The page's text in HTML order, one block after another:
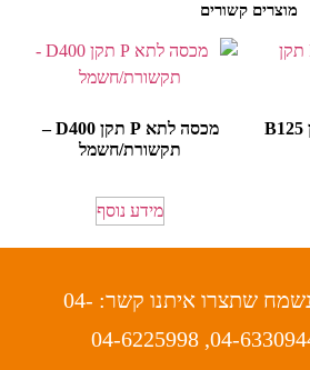
מוצרים קשורים
מכסה לתא P תקן D400 –
תקשורת/חשמל
מידע נוסף
צריכים עזרה? נשמח שתצרו איתנו קשר: 04-